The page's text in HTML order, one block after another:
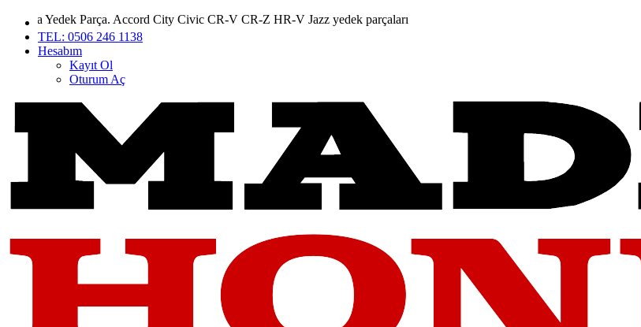
Parça. Accord City Civic CR-V CR-Z HR-V Jazz yedek parçaları
TEL: 0506 246 1138
Hesabım
Kayıt Ol
Oturum Aç